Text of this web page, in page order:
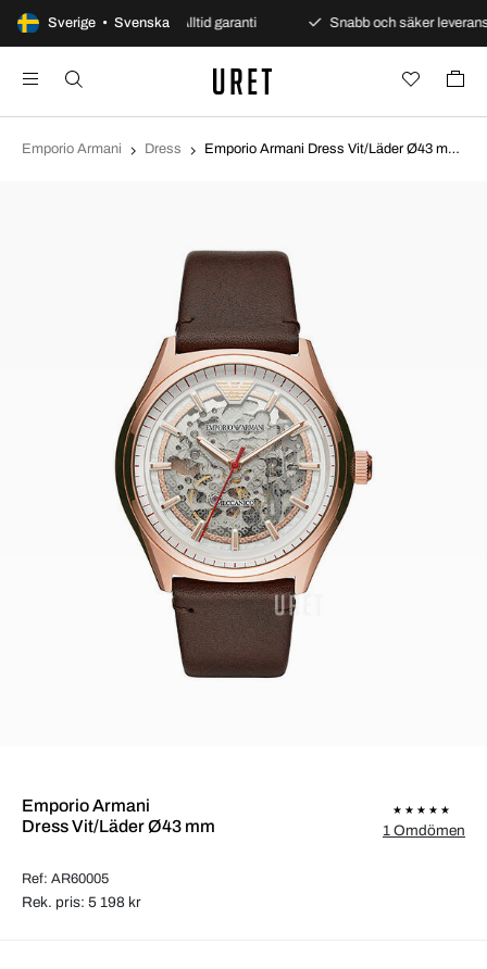
Sverige • Svenska
betalningar Alltid garanti Snabb och säker leverans
Emporio Armani Dress Emporio Armani Dress Vit/Läder Ø43 mm AR60005
Emporio Armani
Dress Vit/Läder Ø43 mm
Ref: AR60005
1 Omdömen
Rek. pris: 5 198 kr